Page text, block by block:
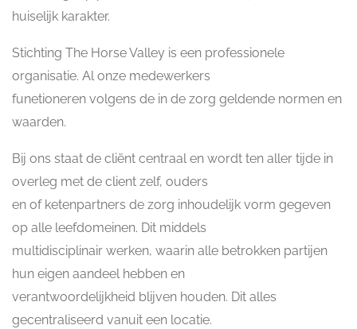
huiselijk karakter.
Stichting The Horse Valley is een professionele
organisatie. Al onze medewerkers
funetioneren volgens de in de zorg geldende normen en
waarden.
Bij ons staat de cliënt centraal en wordt ten aller tijde in
overleg met de client zelf, ouders
en of ketenpartners de zorg inhoudelijk vorm gegeven
op alle leefdomeinen. Dit middels
multidisciplinair werken, waarin alle betrokken partijen
hun eigen aandeel hebben en
verantwoordelijkheid blijven houden. Dit alles
gecentraliseerd vanuit een locatie.